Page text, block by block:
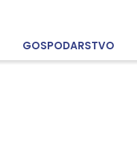
GOSPODARSTVO